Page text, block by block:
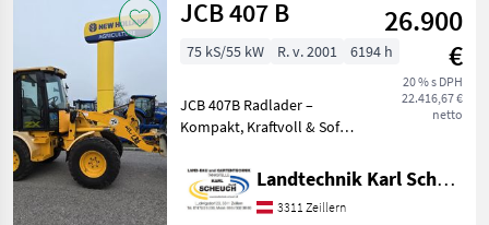
JCB
JCB 407 B
26.900
€
20 % s DPH
22.416,67 €
netto
75 kS/55 kW R. v. 2001 6194 h
JCB 407B Radlader –
Kompakt, Kraftvoll & Sofort
eine zuverlässige
Arbeitsmaschine für Hof,
Baustelle oder Garten-
Landtechnik Karl Scheuch
3311 Zeillern